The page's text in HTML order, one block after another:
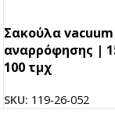
Σακούλα
αναρρόφησης |
100 τμχ
SKU: 119-26-052